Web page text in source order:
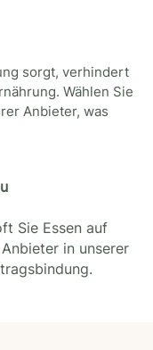
sorgt, verhindert
Wählen Sie
Anbieter, was
Sie Essen auf
in unserer